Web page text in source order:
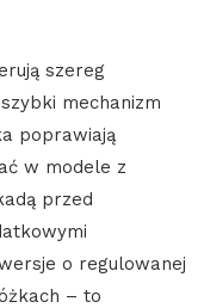
szereg
mechanizm
poprawiają
w modele z
przed
o regulowanej
– to